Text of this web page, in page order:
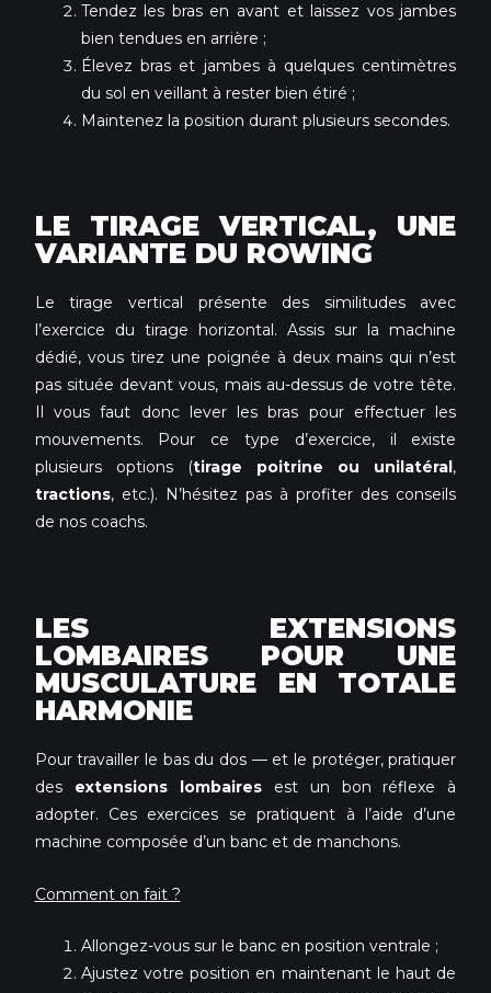
Tendez les bras en avant et laissez vos jambes
bien tendues en arrière ;
Élevez bras et jambes à quelques centimètres
du sol en veillant à rester bien étiré ;
Maintenez la position durant plusieurs secondes.
LE TIRAGE VERTICAL, UNE
VARIANTE DU ROWING
Le tirage vertical présente des similitudes avec
l’exercice du tirage horizontal. Assis sur la machine
dédié, vous tirez une poignée à deux mains qui n’est
pas située devant vous, mais au-dessus de votre tête.
Il vous faut donc lever les bras pour effectuer les
mouvements. Pour ce type d’exercice, il existe
plusieurs options (tirage poitrine ou unilatéral,
tractions, etc.). N’hésitez pas à profiter des conseils
de nos coachs.
LES EXTENSIONS
LOMBAIRES POUR UNE
MUSCULATURE EN TOTALE
HARMONIE
Pour travailler le bas du dos — et le protéger, pratiquer
des extensions lombairesest un bon réflexe à
adopter. Ces exercices se pratiquent à l’aide d’une
machine composée d’un banc et de manchons.
Comment on fait ?
Allongez-vous sur le banc en position ventrale ;
Ajustez votre position en maintenant le haut de